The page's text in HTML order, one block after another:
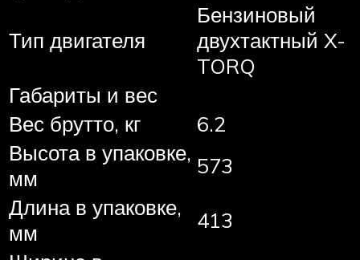
Тип двигателя
Бензиновый
двухтактный X-
TORQ
Габариты и вес
Вес брутто, кг
6.2
Высота в упаковке,
мм
573
Длина в упаковке,
мм
413